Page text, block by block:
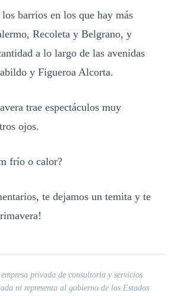
barrios en los que hay más
Recoleta y Belgrano, y
a lo largo de las avenidas
y Figueroa Alcorta.
trae espectáculos muy
ojos.
frío o calor?
te dejamos un temita y te
privada de consultoría y servicios
ni representa al gobierno de los Estados